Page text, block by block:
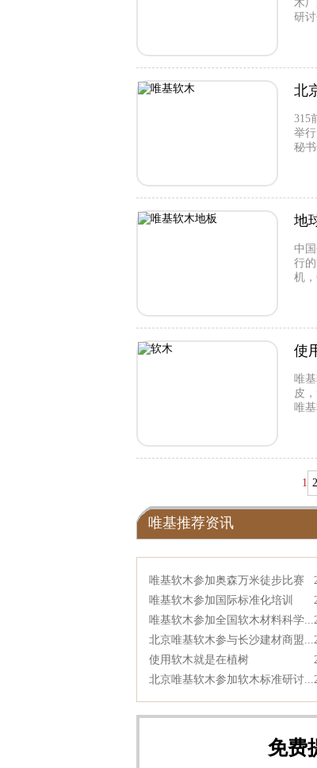
木
研讨
北
315
举
秘
场
地
中
行
机
使
唯
皮
唯
1 2
唯基推荐资讯
唯基软木参加奥森万米徒步比赛
唯基软木参加国际标准化培训
唯基软木参加全国软木材料科学...
北京唯基软木参与长沙建材商盟...
使用软木就是在植树
北京唯基软木参加软木标准研讨...
免费